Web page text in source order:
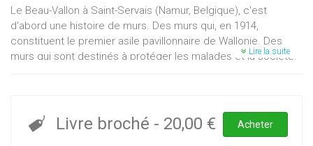
Le Beau-Vallon à Saint-Servais (Namur, Belgique), c'est
d'abord une histoire de murs. Des murs qui, en 1914,
constituent le premier asile pavillonnaire de Wallonie. Des
murs qui sont destinés à protéger les malades et la société.
des sœurs de la Charité qui s'initieront à l'art de soigner les
malades mentaux avant de passer le relais aux laïcs. Et
Lire la suite
Livre broché - 20,00 € Acheter